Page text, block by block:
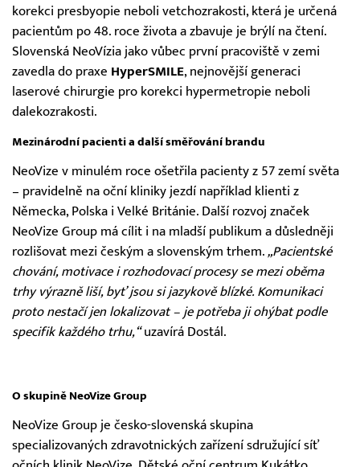
korekci presbyopie neboli vetchozrakosti, která je určená
pacientům po 48. roce života a zbavuje je brýlí na čtení.
Slovenská NeoVízia jako vůbec první pracoviště v zemi
zavedla do praxe HyperSMILE, nejnovější generaci
laserové chirurgie pro korekci hypermetropie neboli
dalekozrakosti.
Mezinárodní pacienti a další směřování brandu
NeoVize v minulém roce ošetřila pacienty z 57 zemí světa
– pravidelně na oční kliniky jezdí například klienti z
Německa, Polska i Velké Británie. Další rozvoj značek
NeoVize Group má cílit i na mladší publikum a důsledněji
rozlišovat mezi českým a slovenským trhem. „Pacientské
chování, motivace i rozhodovací procesy se mezi oběma
trhy výrazně liší, byť jsou si jazykově blízké. Komunikaci
proto nestačí jen lokalizovat – je potřeba ji ohýbat podle
specifik každého trhu,“uzavírá Dostál.
O skupině NeoVize Group
NeoVize Group je česko-slovenská skupina
specializovaných zdravotnických zařízení sdružující síť